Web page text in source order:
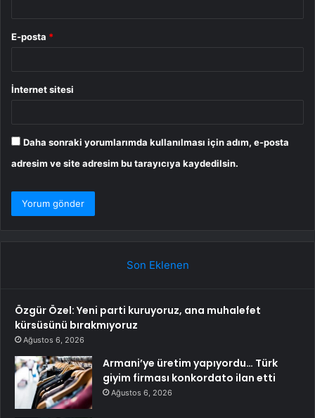
E-posta *
İnternet sitesi
Daha sonraki yorumlarımda kullanılması için adım, e-posta
adresim ve site adresim bu tarayıcıya kaydedilsin.
Son Eklenen
Özgür Özel: Yeni parti kuruyoruz, ana muhalefet
kürsüsünü bırakmıyoruz
Ağustos 6, 2026
Armani’ye üretim yapıyordu… Türk
giyim firması konkordato ilan etti
Ağustos 6, 2026